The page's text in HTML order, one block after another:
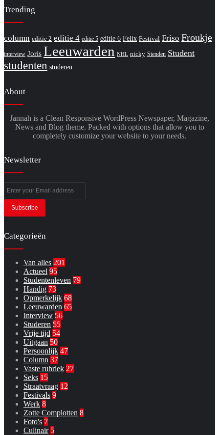
Trending
column editie 2 editie 4 editie 5 editie 6 Felix Festival Friso Froukje
interview Joris Leeuwarden NHL nicky Stenden Student
studenten studeren
About
Jannah is a Clean Responsive WordPress Newspaper, Magazine,
News and Blog theme. Packed with options that allow you to
completely customize your website to your needs.
Newsletter
your
Email
address
Categorieën
Van alles 201
Actueel 95
Studentenleven 79
Handig 73
Opmerkelijk 68
Leeuwarden 65
Interview 56
Studeren 55
Vrije tijd 54
Uitgaan 50
Persoonlijk 47
Column 37
Vaste rubriek 27
Seks 15
Straatvraag 12
Festivals 9
Werk 8
Zotte Complotten 8
Foto's 7
Culinair 5